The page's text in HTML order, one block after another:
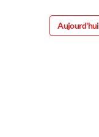
Aujourd'hui